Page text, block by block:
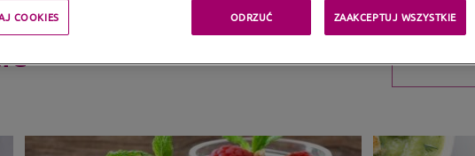
COOKIES ODRZUĆ ZAAKCEPTUJ WSZYSTKIE